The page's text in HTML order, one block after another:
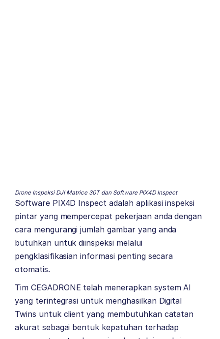
Drone Inspeksi DJI Matrice 30T dan Software PIX4D Inspect
Software PIX4D Inspect adalah aplikasi inspeksi
pintar yang mempercepat pekerjaan anda dengan
cara mengurangi jumlah gambar yang anda
butuhkan untuk diinspeksi melalui
pengklasifikasian informasi penting secara
otomatis.
Tim CEGADRONE telah menerapkan system AI
yang terintegrasi untuk menghasilkan Digital
Twins untuk client yang membutuhkan catatan
akurat sebagai bentuk kepatuhan terhadap